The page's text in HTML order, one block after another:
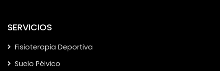
SERVICIOS
Fisioterapia Deportiva
Suelo Pélvico